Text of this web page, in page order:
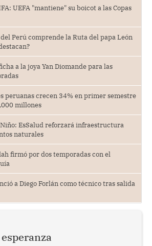
UEFA "mantiene" su boicot a las Copas
del Perú comprende la Ruta del papa León
a la joya Yan Diomande para las
peruanas crecen 34% en primer semestre
millones
EsSalud reforzará infraestructura
naturales
firmó por dos temporadas con el
a Diego Forlán como técnico tras salida